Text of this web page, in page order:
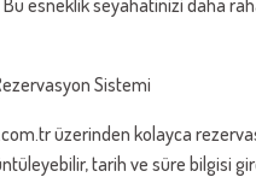
esneklik seyahatinizi daha
Sistemi
üzerinden kolayca
tarih ve süre bilgisi